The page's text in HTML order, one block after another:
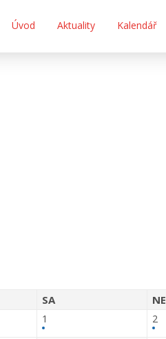
Úvod Aktuality Kalendář
SA NE
1 2